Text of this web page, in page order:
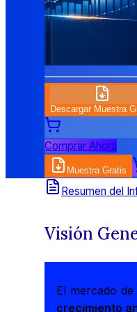
Descargar Muestra
Comprar Ahora
Muestra Gratis
Resumen del
Visión
El mercado
crecimiento